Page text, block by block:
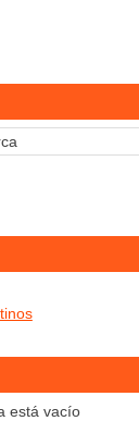
está vacío